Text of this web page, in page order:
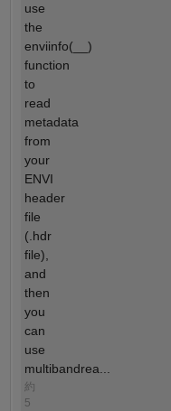
use
the
enviinfo(__)
function
to
read
metadata
from
your
ENVI
header
file
(.hdr
file),
and
then
you
can
use
multibandrea...
約
5